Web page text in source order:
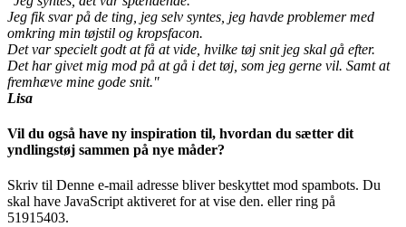
Jeg fik svar på de ting, jeg selv syntes, jeg havde problemer med
omkring min tøjstil og kropsfacon.
Det var specielt godt at få at vide, hvilke tøj snit jeg skal gå efter.
Det har givet mig mod på at gå i det tøj, som jeg gerne vil. Samt at
fremhæve mine gode snit."
Lisa
Vil du også have ny inspiration til, hvordan du sætter dit
yndlingstøj sammen på nye måder?
Skriv til Denne e-mail adresse bliver beskyttet mod spambots. Du
skal have JavaScript aktiveret for at vise den. eller ring på
51915403.